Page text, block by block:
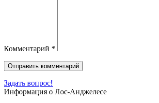
Комментарий *
Задать вопрос!
Информация о Лос-Анджелесе